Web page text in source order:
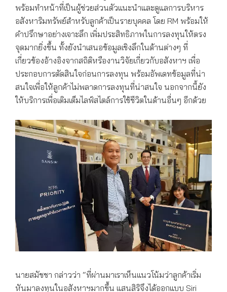
พร้อมทำหน้าที่เป็นผู้ช่วยส่วนตัวแนะนำและดูแลการบริหาร
อสังหาริมทรัพย์สำหรับลูกค้าเป็นรายบุคคล โดย RM พร้อมให้
คำปรึกษาอย่างเจาะลึก เพิ่มประสิทธิภาพในการลงทุนให้ตรง
จุดมากยิ่งขึ้น ทั้งยังนำเสนอข้อมูลเชิงลึกในด้านต่างๆ ที่
เกี่ยวข้องอ้างอิงจากสถิติหรืองานวิจัยเกี่ยวกับอสังหาฯ เพื่อ
ประกอบการตัดสินใจก่อนการลงทุน พร้อมอัพเดทข้อมูลที่น่า
สนใจเพื่อให้ลูกค้าไม่พลาดการลงทุนที่น่าสนใจ นอกจากนี้ยัง
ให้บริการเพื่อเติมเต็มไลฟ์สไตล์การใช้ชีวิตในด้านอื่นๆ อีกด้วย
นายสมัชชา กล่าวว่า “ที่ผ่านมาเราเห็นแนวโน้มว่าลูกค้าเริ่ม
หันมาลงทุนในอสังหาฯมากขึ้น แสนสิริจึงได้ออกแบบ Siri